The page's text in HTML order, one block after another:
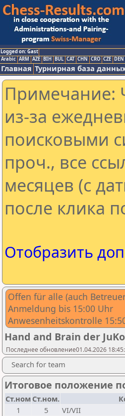
Logged on: Gast
Arabic ARM AZE BIH BUL CAT CHN CRO CZE DEN
Главная Турнирная база
Примечание:
из-за
поисковыми
проч., все
месяцев (с
после клика
Отобразить
Offen für alle (auch
Anmeldung bis 15:00 Uhr
Anwesenheitskontrolle
Hand and Brain der JuKo
Последнее обновление01.04.2026
Search for team
Итоговое положение
Ст.ном Ст.ном.
1
5
VI/VII